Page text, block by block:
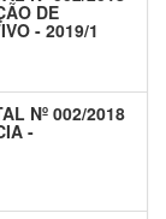
DE
- 2019/1
Nº 002/2018
-